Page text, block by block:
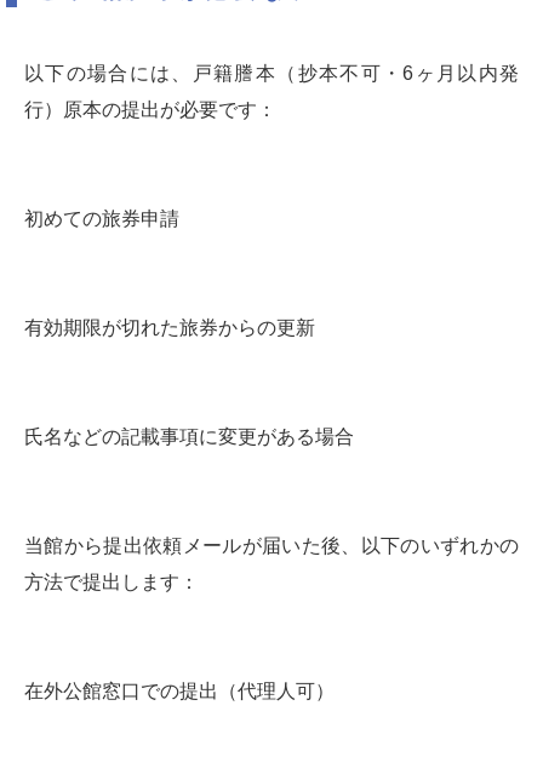
以下の場合には、戸籍謄本（抄本不可・6ヶ月以内発
行）原本の提出が必要です：
初めての旅券申請
有効期限が切れた旅券からの更新
氏名などの記載事項に変更がある場合
当館から提出依頼メールが届いた後、以下のいずれかの
方法で提出します：
在外公館窓口での提出（代理人可）